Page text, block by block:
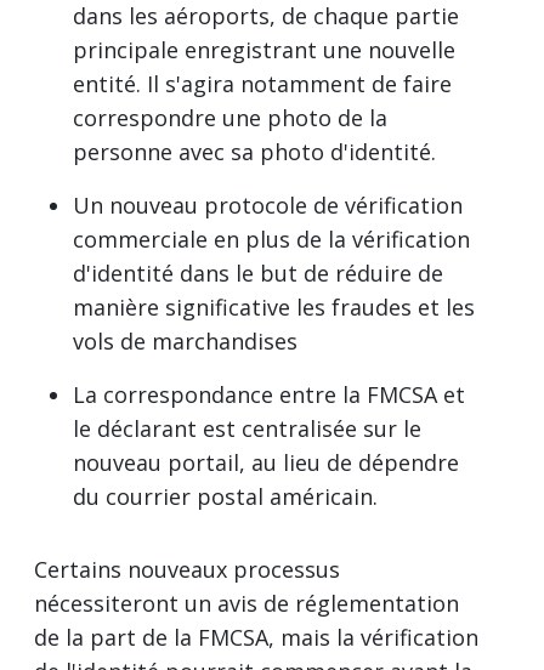
dans les aéroports, de chaque partie
principale enregistrant une nouvelle
entité. Il s'agira notamment de faire
correspondre une photo de la
personne avec sa photo d'identité.
Un nouveau protocole de vérification
commerciale en plus de la vérification
d'identité dans le but de réduire de
manière significative les fraudes et les
vols de marchandises
La correspondance entre la FMCSA et
le déclarant est centralisée sur le
nouveau portail, au lieu de dépendre
du courrier postal américain.
Certains nouveaux processus
nécessiteront un avis de réglementation
de la part de la FMCSA, mais la vérification